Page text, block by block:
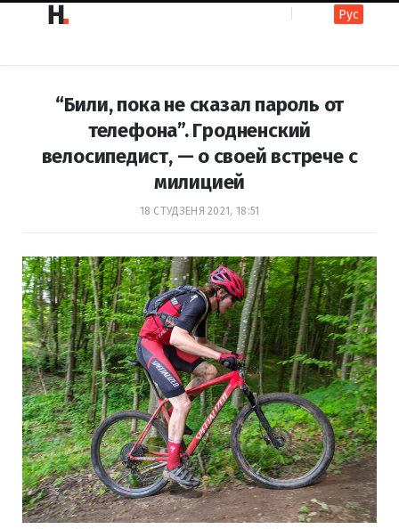
a
b
o
o
k
n
a
g
r
a
Рус
“Били, пока не сказал пароль от
телефона”. Гродненский
велосипедист, — о своей встрече с
милицией
18 СТУДЗЕНЯ 2021, 18:51